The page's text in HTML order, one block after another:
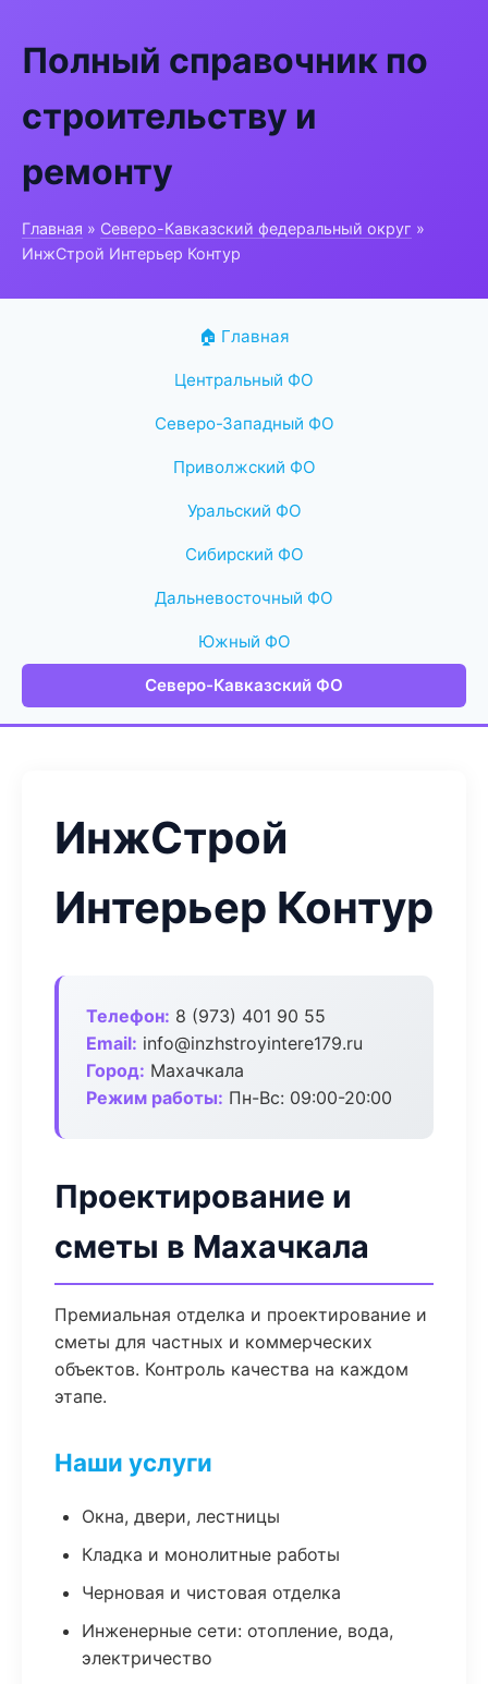
Полный справочник по
строительству и
ремонту
Главная » Северо-Кавказский федеральный округ »
ИнжСтрой Интерьер Контур
🏠 Главная
Центральный ФО
Северо-Западный ФО
Приволжский ФО
Уральский ФО
Сибирский ФО
Дальневосточный ФО
Южный ФО
Северо-Кавказский ФО
ИнжСтрой
Интерьер Контур
Телефон: 8 (973) 401 90 55
Email: info@inzhstroyintere179.ru
Город: Махачкала
Режим работы: Пн-Вс: 09:00-20:00
Проектирование и
сметы в Махачкала
Премиальная отделка и проектирование и
сметы для частных и коммерческих
объектов. Контроль качества на каждом
этапе.
Наши услуги
Окна, двери, лестницы
Кладка и монолитные работы
Черновая и чистовая отделка
Инженерные сети: отопление, вода,
электричество